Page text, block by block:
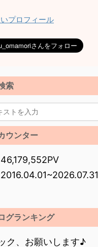
プロフィール
索
ウンター
グランキング
ク、お願いします♪